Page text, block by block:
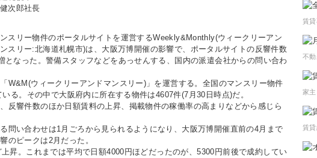
次郎社長
スリー物件のポータルサイトを運営するWeekly&Monthly(ウィークリーアン
ンスリー:北海道札幌市)は、大阪万博開催の影響で、ポータルサイトの反響件数
となった。警備スタッフなどをあっせんする、国内の派遣会社からの問い合わ
W&M(ウィークリーアンドマンスリー)」を運営する。全国のマンスリー物件
る。その中で大阪府内に所在する物件は4607件(7月30日時点)だ。
反響件数のほか日額賃料の上昇、掲載物件の稼働率の高まりなどから感じら
問い合わせは1月ごろから見られるようになり、大阪万博開催直前の4月まで
のピークは2月だった。
昇。これまでは平均で日額4000円ほどだったのが、5300円前後で成約してい
賃
不
家
賃